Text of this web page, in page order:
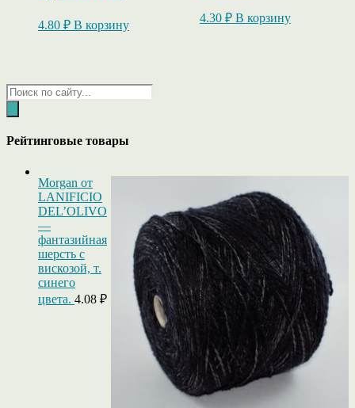
4.80 ₽ В корзину
4.30 ₽ В корзину
Поиск
товаров
Рейтинговые товары
Morgan от
LANIFICIO
DEL’OLIVO
—
фантазийная
шерсть с
вискозой, т.
синего
цвета. 4.08 ₽